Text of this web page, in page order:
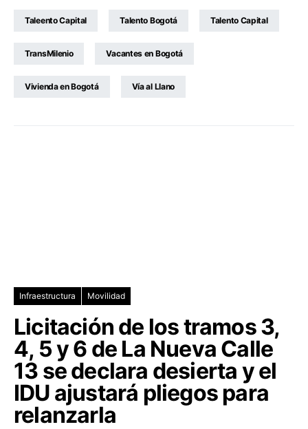
Taleento Capital Talento Bogotá Talento Capital
TransMilenio Vacantes en Bogotá
Vivienda en Bogotá Vía al Llano
Infraestructura Movilidad
Licitación de los tramos 3,
4, 5 y 6 de La Nueva Calle
13 se declara desierta y el
IDU ajustará pliegos para
relanzarla